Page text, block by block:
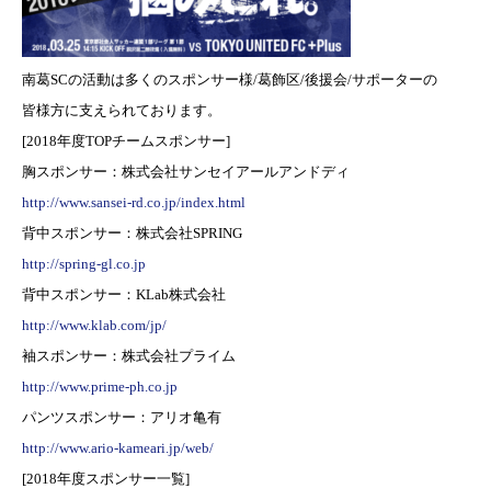
南葛SCの活動は多くのスポンサー様/葛飾区/後援会/サポーターの
皆様方に支えられております。
[2018年度TOPチームスポンサー]
胸スポンサー：株式会社サンセイアールアンドディ
http://www.sansei-rd.co.jp/index.html
背中スポンサー：株式会社SPRING
http://spring-gl.co.jp
背中スポンサー：KLab株式会社
http://www.klab.com/jp/
袖スポンサー：株式会社プライム
http://www.prime-ph.co.jp
パンツスポンサー：アリオ亀有
http://www.ario-kameari.jp/web/
[2018年度スポンサー一覧]